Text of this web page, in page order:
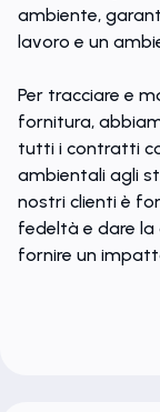
ambiente,
lavoro e un
Per tracciare e
fornitura,
tutti i contratti
ambientali agli
nostri clienti è
fedeltà e dare la
fornire un